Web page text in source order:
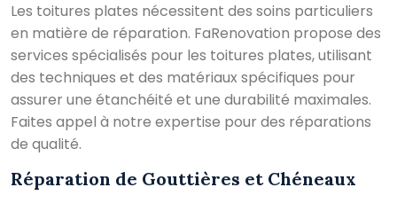
Les toitures plates nécessitent des soins particuliers
en matière de réparation. FaRenovation propose des
services spécialisés pour les toitures plates, utilisant
des techniques et des matériaux spécifiques pour
assurer une étanchéité et une durabilité maximales.
Faites appel à notre expertise pour des réparations
de qualité.
Réparation de Gouttières et Chéneaux